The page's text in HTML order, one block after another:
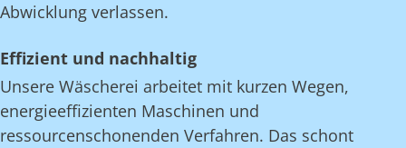
Abwicklung verlassen.
Effizient und nachhaltig
Unsere Wäscherei arbeitet mit kurzen Wegen,
energieeffizienten Maschinen und
ressourcenschonenden Verfahren. Das schont